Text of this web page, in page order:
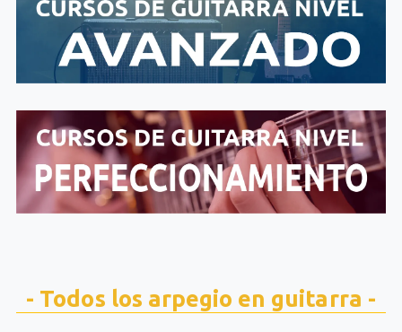
- Todos los arpegio en guitarra -